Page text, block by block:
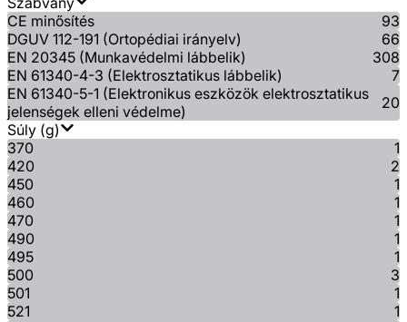
CE minősítés
93
DGUV 112-191 (Ortopédiai irányelv)
66
EN 20345 (Munkavédelmi lábbelik)
308
EN 61340-4-3 (Elektrosztatikus lábbelik)
7
EN 61340-5-1 (Elektronikus eszközök elektrosztatikus
jelenségek elleni védelme)
20
Súly (g)
370
1
420
2
450
1
460
1
470
1
490
1
495
1
500
3
501
1
521
1